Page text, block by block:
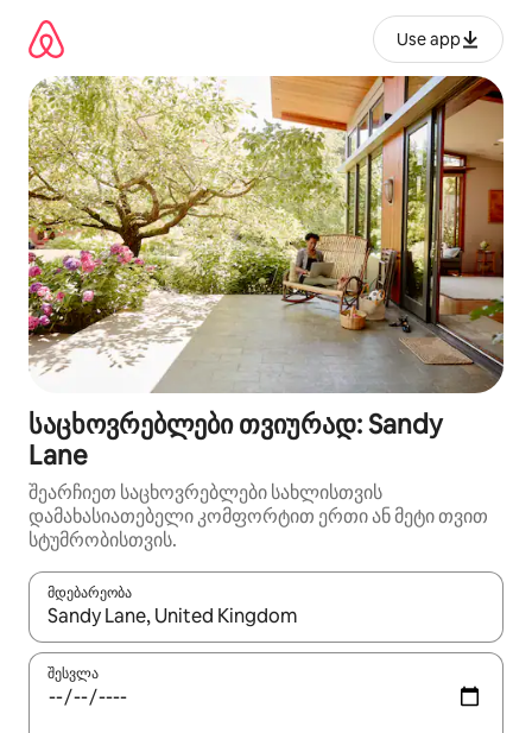
გადასვლა
Use app
საცხოვრებლები თვიურად: Sandy
Lane
შეარჩიეთ საცხოვრებლები სახლისთვის
დამახასიათებელი კომფორტით ერთი ან მეტი თვით
სტუმრობისთვის.
მდებარეობა
როცა შედეგები ხელმისაწვდომი გახდება, ნავიგაციისთვის
შესვლა